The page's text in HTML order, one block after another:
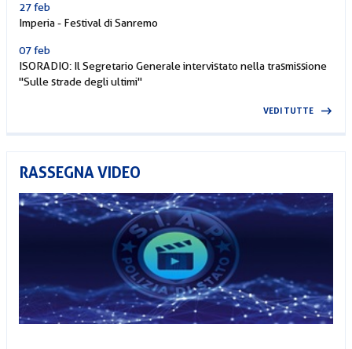
27 feb
Imperia - Festival di Sanremo
07 feb
ISORADIO: Il Segretario Generale intervistato nella trasmissione
"Sulle strade degli ultimi"
VEDI TUTTE
RASSEGNA VIDEO